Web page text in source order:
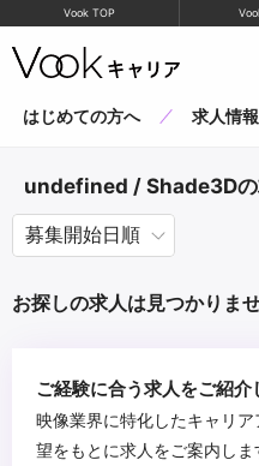
Vook TOP
はじめての方へ 求人情報
undefined / Shade3Dの
お探しの求人は見つかりませ
ご経験に合う求人をご紹介
映像業界に特化したキャリ
望をもとに求人をご案内しま